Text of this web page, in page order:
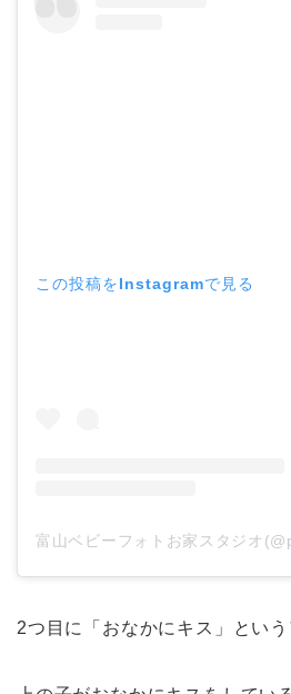
この投稿をInstagramで見る
2つ目に「おなかにキス」という